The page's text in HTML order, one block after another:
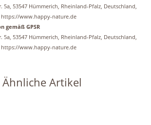
5a, 53547 Hümmerich, Rheinland-Pfalz, Deutschland,
www.happy-nature.de
gemäß GPSR
5a, 53547 Hümmerich, Rheinland-Pfalz, Deutschland,
www.happy-nature.de
Ähnliche Artikel